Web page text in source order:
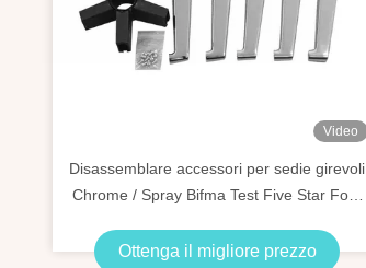
Video
Disassemblare accessori per sedie girevoli
Chrome / Spray Bifma Test Five Star Foot
Ottenga il migliore prezzo